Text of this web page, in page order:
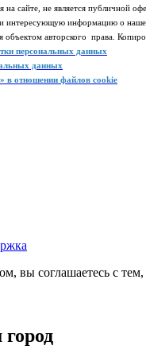
на сайте, не является публичной
интересующую информацию о
объектом авторского права.
персональных данных
данных
отношении файлов cookie
вы соглашаетесь с